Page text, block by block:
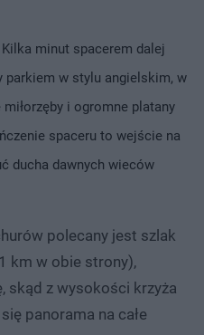
Kilka minut spacerem dalej
parkiem w stylu angielskim, w
i ogromne platany
spaceru to wejście na
ducha dawnych wieców
polecany jest szlak
km w obie strony),
skąd z wysokości krzyża
panorama na całe